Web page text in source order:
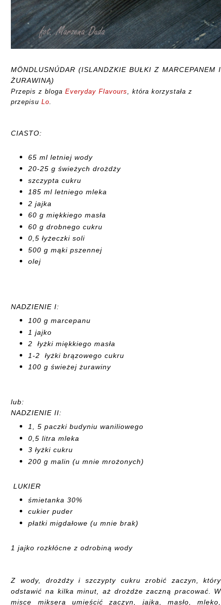
MÖNDLUSNÚDAR (ISLANDZKIE BUŁKI Z MARCEPANEM I
ŻURAWINĄ)
Przepis z blogaEveryday Flavours
, która korzystała z
przepisuLo
CIASTO:
65 ml letniej wody
20-25 g świeżych drożdży
szczypta cukru
185 ml letniego mleka
2 jajka
60 g miękkiego masła
60 g drobnego cukru
0,5 łyżeczki soli
500 g mąki pszennej
olej
NADZIENIE I:
100 g marcepanu
1 jajko
2 łyżki miękkiego masła
1-2 łyżki brązowego cukru
100 g świeżej żurawiny
lub:
NADZIENIE II:
1, 5 paczki budyniu waniliowego
0,5 litra mleka
3 łyżki cukru
200 g malin (u mnie mrożonych)
LUKIER
śmietanka 30%
cukier puder
płatki migdałowe (u mnie brak)
1 jajko rozkłócne z odrobiną wody
Z wody, drożdży i szczypty cukru zrobić zaczyn, który
odstawić na kilka minut, aż drożdże zaczną pracować. W
misce miksera umieścić zaczyn, jajka, masło, mleko,